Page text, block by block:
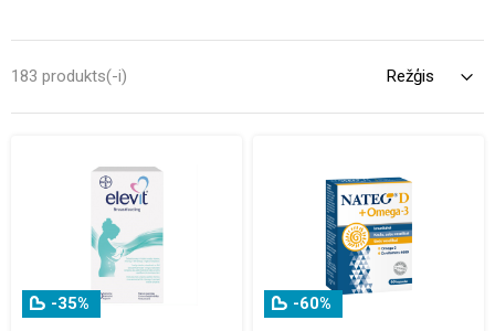
183 produkts(-i)
-35% -60%